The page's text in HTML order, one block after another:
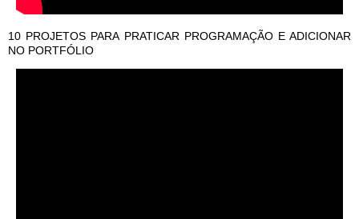
10 PROJETOS PARA PRATICAR PROGRAMAÇÃO E ADICIONAR
NO PORTFÓLIO